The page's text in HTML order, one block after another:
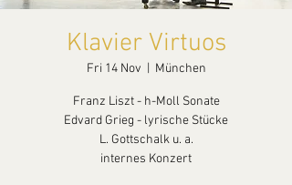
Klavier Virtuos
Fri 14 Nov München
Franz Liszt - h-Moll Sonate
Edvard Grieg - lyrische Stücke
L. Gottschalk u. a.
internes Konzert